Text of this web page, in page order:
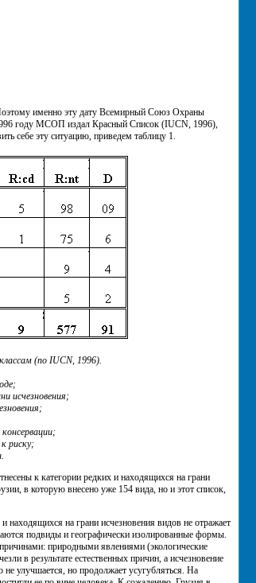
именно эту дату Всемирный Союз Охраны
году МСОП издал Красный Список (IUCN, 1996),
себе эту ситуацию, приведем таблицу 1.
(по IUCN, 1996).
исчезновения;
риску;
к категории редких и находящихся на грани
в которую внесено уже 154 вида, но и этот список,
находящихся на грани исчезновения видов не отражает
подвиды и географически изолированные формы.
природными явлениями (экологические
в результате естественных причин, а исчезновение
не улучшается, но продолжает усугубляться. На